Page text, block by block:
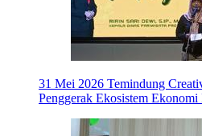
31 Mei 2026 Temindung
Penggerak Ekosistem